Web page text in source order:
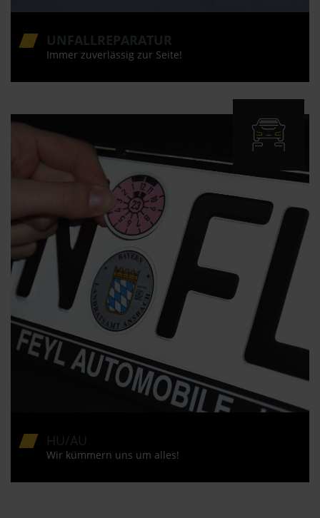
UNFALLREPARATUR
Immer zuverlässig zur Seite!
HU/AU
Wir kümmern uns um alles!